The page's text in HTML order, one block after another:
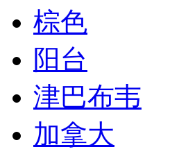
棕色
阳台
津巴布韦
加拿大